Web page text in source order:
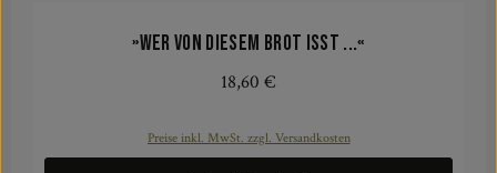
»Wer von diesem Brot isst ...«
Regulärer Preis:
18,60 €
Preise inkl. MwSt. zzgl. Versandkosten